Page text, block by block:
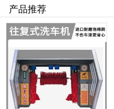
产品推荐